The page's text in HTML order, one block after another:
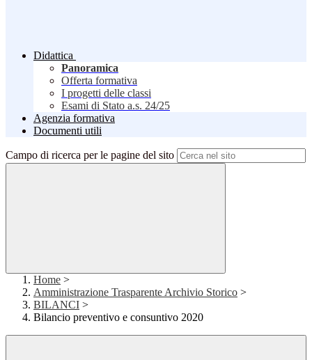
Didattica
Panoramica
Offerta formativa
I progetti delle classi
Esami di Stato a.s. 24/25
Agenzia formativa
Documenti utili
Campo di ricerca per le pagine del sito
Home >
Amministrazione Trasparente Archivio Storico >
BILANCI >
Bilancio preventivo e consuntivo 2020